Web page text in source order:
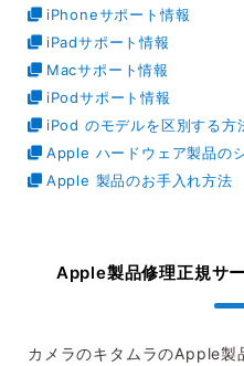
iPhoneサポート情報
iPadサポート情報
Macサポート情報
iPodサポート情報
iPod のモデルを区別する方
Apple ハードウェア製品の
Apple 製品のお手入れ方法
Apple製品修理正規サ
カメラのキタムラのApple製